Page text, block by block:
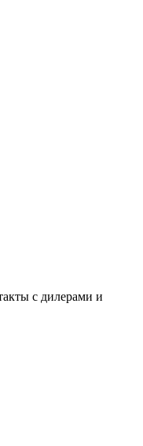
с дилерами и